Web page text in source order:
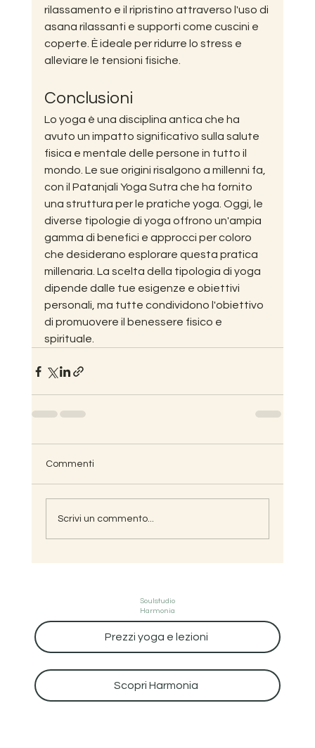
rilassamento e il ripristino attraverso l'uso di
asana rilassanti e supporti come cuscini e
coperte. È ideale per ridurre lo stress e
alleviare le tensioni fisiche.
Conclusioni
Lo yoga è una disciplina antica che ha
avuto un impatto significativo sulla salute
fisica e mentale delle persone in tutto il
mondo. Le sue origini risalgono a millenni fa,
con il Patanjali Yoga Sutra che ha fornito
una struttura per le pratiche yoga. Oggi, le
diverse tipologie di yoga offrono un'ampia
gamma di benefici e approcci per coloro
che desiderano esplorare questa pratica
millenaria. La scelta della tipologia di yoga
dipende dalle tue esigenze e obiettivi
personali, ma tutte condividono l'obiettivo
di promuovere il benessere fisico e
spirituale.
Commenti
Scrivi un commento...
Soulstudio
Harmonia
Prezzi yoga e lezioni
Scopri Harmonia